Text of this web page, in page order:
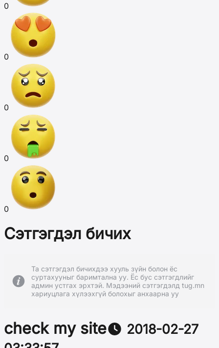
0
0
0
0
0
Сэтгэгдэл бичих
Та сэтгэгдэл бичихдээ хууль зүйн болон ёс
суртахууныг баримтална уу. Ёс бус сэтгэгдлийг
админ устгах эрхтэй. Мэдээний сэтгэгдэлд tug.mn
хариуцлага хүлээхгүй болохыг анхаарна уу
check my site
2018-02-27